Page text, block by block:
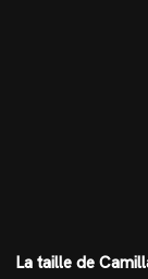
La taille de